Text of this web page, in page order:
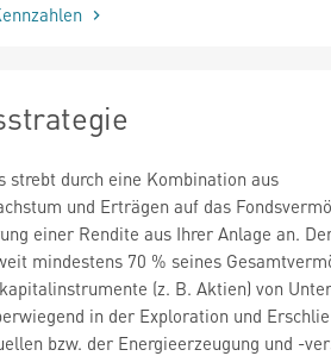
strebt durch eine Kombination aus
und Erträgen auf das
einer Rendite aus Ihrer Anlage an.
mindestens 70 % seines
(z. B. Aktien) von
in der Exploration und
bzw. der Energieerzeugung und -